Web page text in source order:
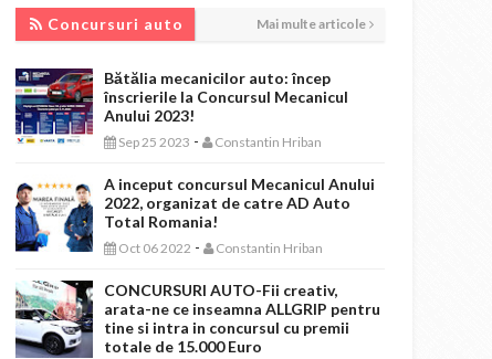
Concursuri auto Mai multe articole
Bătălia mecanicilor auto: încep
înscrierile la Concursul Mecanicul
Anului 2023!
Sep 25 2023 - Constantin Hriban
A inceput concursul Mecanicul Anului
2022, organizat de catre AD Auto
Total Romania!
Oct 06 2022 - Constantin Hriban
CONCURSURI AUTO-Fii creativ,
arata-ne ce inseamna ALLGRIP pentru
tine si intra in concursul cu premii
totale de 15.000 Euro